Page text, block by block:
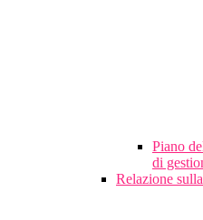
Piano
di
Relazione